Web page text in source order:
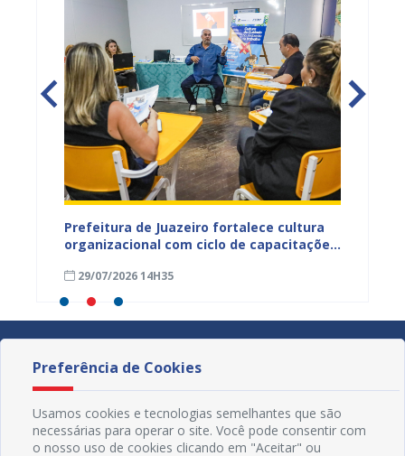
Prefeitura de Juazeiro fortalece cultura
organizacional com ciclo de capacitações
29/07/2026 14H35
Preferência de Cookies
Usamos cookies e tecnologias semelhantes que são
necessárias para operar o site. Você pode consentir com
o nosso uso de cookies clicando em "Aceitar" ou